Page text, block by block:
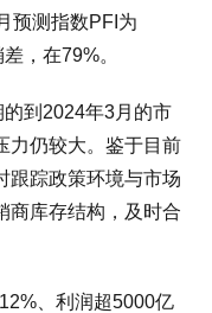
预测指数PFI为
，在79%。
到2024年3月的市
力仍较大。鉴于目前
跟踪政策环境与市场
商库存结构，及时合
、利润超5000亿